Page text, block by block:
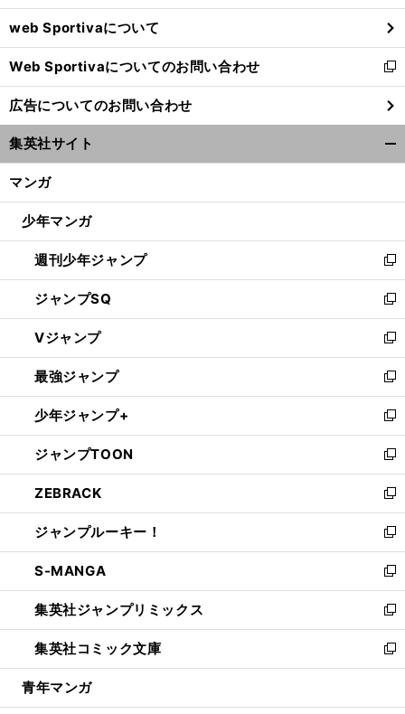
ウ
で
開
く
web Sportivaについて
Web Sportivaについてのお問い合わせ
新
し
い
ウ
ィ
ン
ウ
開
く
広告についてのお問い合わせ
集英社サイト
マンガ
少年マンガ
週刊少年ジャンプ
新
し
い
ウ
ィ
ン
ド
ウ
で
開
く
ジャンプSQ
新
し
い
ウ
ィ
ン
ド
ウ
で
開
く
Vジャンプ
新
し
い
ウ
ィ
ン
ド
ウ
で
開
く
最強ジャンプ
新
し
い
ウ
ィ
ン
ド
ウ
で
開
く
少年ジャンプ+
新
し
い
ウ
ィ
ン
ド
ウ
で
開
く
ジャンプTOON
新
し
い
ウ
ィ
ン
ド
ウ
で
開
く
ZEBRACK
新
し
い
ウ
ィ
ン
ド
ウ
で
開
ジャンプルーキー！
新
し
い
ウ
ィ
ン
ド
ウ
開
S-MANGA
新
し
い
ウ
ィ
ン
ウ
集英社ジャンプリミックス
新
し
い
ウ
ン
集英社コミック文庫
新
し
ウ
青年マンガ